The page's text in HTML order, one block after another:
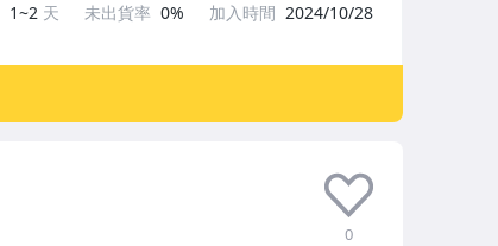
0
1~2 天 未出貨率 0% 加入時間 2024/10/28